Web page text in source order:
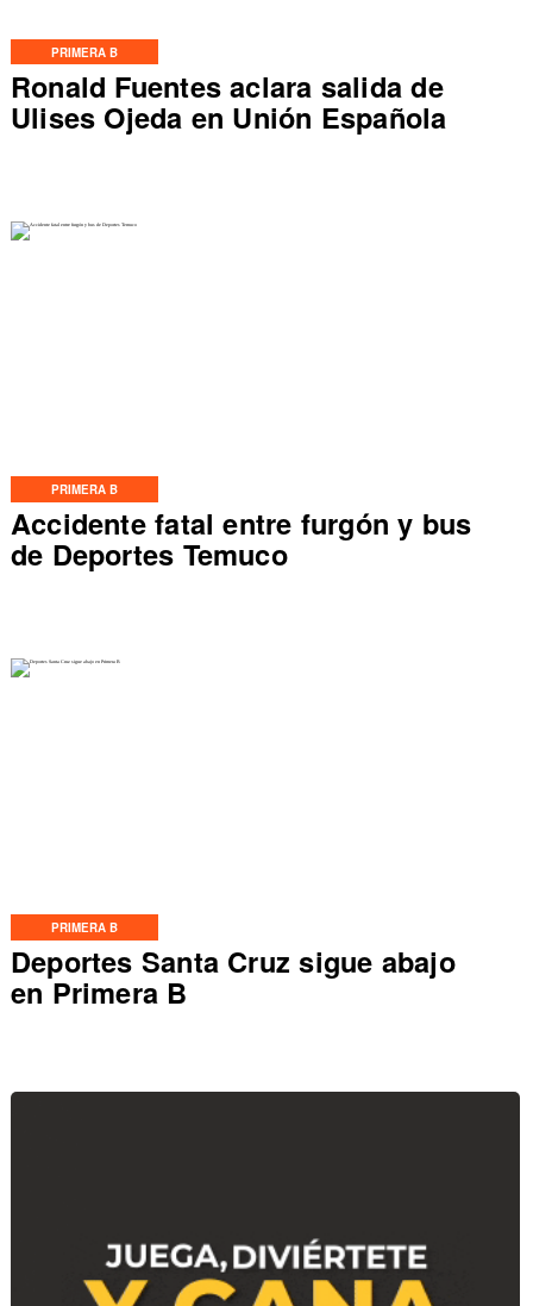
PRIMERA B
Ronald Fuentes aclara salida de
Ulises Ojeda en Unión Española
PRIMERA B
Accidente fatal entre furgón y bus
de Deportes Temuco
PRIMERA B
Deportes Santa Cruz sigue abajo
en Primera B